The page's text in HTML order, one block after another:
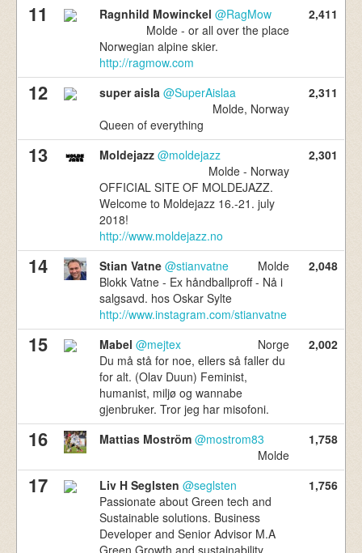
11 Ragnhild Mowinckel @RagMow
Molde - or all over the place
Norwegian alpine skier.
http://ragmow.com
2,411
12 super aisla @SuperAislaa
Molde, Norway
Queen of everything
2,311
13 Moldejazz @moldejazz
Molde - Norway
OFFICIAL SITE OF MOLDEJAZZ.
Welcome to Moldejazz 16.-21. july
2018!
http://www.moldejazz.no
2,301
14 Stian Vatne @stianvatne
Molde
Blokk Vatne - Ex håndballproff - Nå i
salgsavd. hos Oskar Sylte
http://www.instagram.com/stianvatne
2,048
15 Mabel @mejtex
Norge
Du må stå for noe, ellers så faller du
for alt. (Olav Duun) Feminist,
humanist, miljø og wannabe
gjenbruker. Tror jeg har misofoni.
2,002
16 Mattias Moström @mostrom83
Molde
1,758
17 Liv H Seglsten @seglsten
Passionate about Green tech and
Sustainable solutions. Business
Developer and Senior Advisor M.A
Green Growth and sustainability
1,756